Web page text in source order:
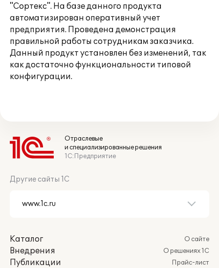
"Сортекс". На базе данного продукта
автоматизирован оперативный учет
предприятия. Проведена демонстрация
правильной работы сотрудникам заказчика.
Данный продукт установлен без изменений, так
как достаточно функциональности типовой
конфигурации.
Отраслевые
и специализированные решения
1С:Предприятие
Другие сайты 1С
Каталог
Внедрения
Публикации
О сайте
О решениях 1С
Прайс-лист